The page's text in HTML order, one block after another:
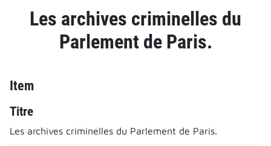
Les archives criminelles du
Parlement de Paris.
Item
Titre
Les archives criminelles du Parlement de Paris.